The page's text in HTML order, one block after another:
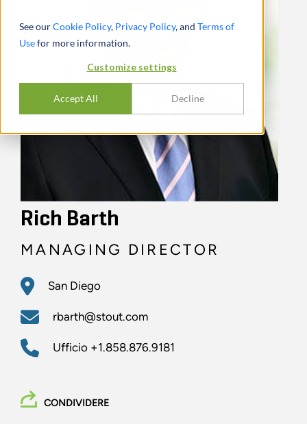
See ourCookie Policy, Privacy Policy, and Terms of
Usefor more information.
Customize settings
Accept All Decline
Rich Barth
MANAGING DIRECTOR
San Diego
rbarth@stout.com
Ufficio +1.858.876.9181
CONDIVIDERE